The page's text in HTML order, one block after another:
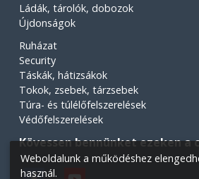
Ládák, tárolók, dobozok
Újdonságok
Ruházat
Security
Táskák, hátizsákok
Tokok, zsebek, tárzsebek
Túra- és túlélőfelszerelések
Védőfelszerelések
Kövessen bennünket ezeken a
Weboldalunk a működéshez
használ.